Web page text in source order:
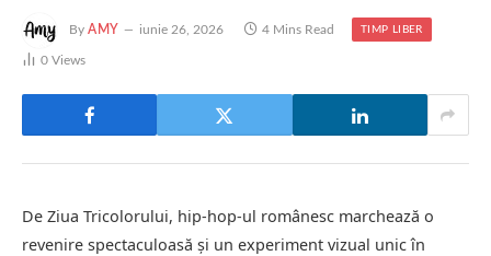
By AMY iunie 26, 2026 4 Mins Read TIMP LIBER
0 Views
De Ziua Tricolorului, hip-hop-ul românesc marchează o
revenire spectaculoasă și un experiment vizual unic în